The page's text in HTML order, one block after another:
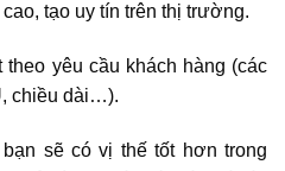
tạo uy tín trên thị trường.
theo yêu cầu khách hàng (các
chiều dài…).
sẽ có vị thế tốt hơn trong